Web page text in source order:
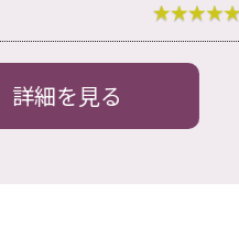
お気に入り